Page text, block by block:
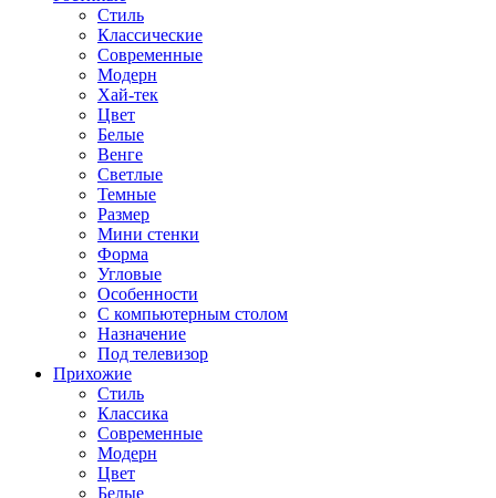
Стиль
Классические
Современные
Модерн
Хай-тек
Цвет
Белые
Венге
Светлые
Темные
Размер
Мини стенки
Форма
Угловые
Особенности
С компьютерным столом
Назначение
Под телевизор
Прихожие
Стиль
Классика
Современные
Модерн
Цвет
Белые